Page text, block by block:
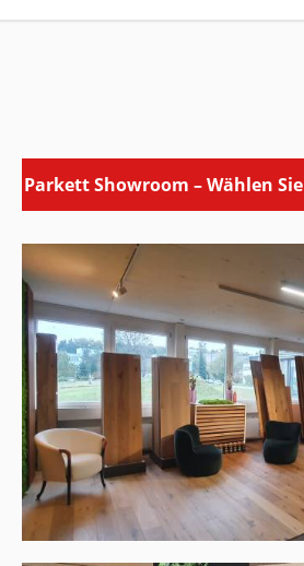
Parkett Showroom – Wählen